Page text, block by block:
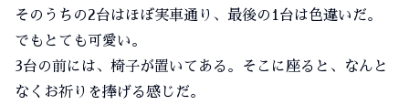
そのうちの2台はほぼ実車通り、最後の1台は色違いだ。
でもとても可愛い。
3台の前には、椅子が置いてある。そこに座ると、なんと
なくお祈りを捧げる感じだ。